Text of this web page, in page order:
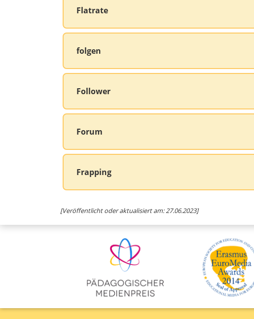
Flatrate
folgen
Follower
Forum
Frapping
[Veröffentlicht oder aktualisiert am: 27.06.2023]